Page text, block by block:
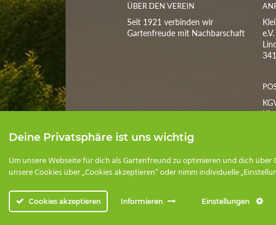
ÜBER DEN VEREIN
Seit 1921 verbinden wir
Gartenfreude mit Nachbarschaft
e.V.
E-
Deine Privatsphäre ist uns wichtig
Um unsere Webseite für dich als Gartenfreund zu optimieren und dich
unsere Cookies über „Cookies akzeptieren“ oder nimm individuelle
Cookies akzeptieren Informieren Einstellungen